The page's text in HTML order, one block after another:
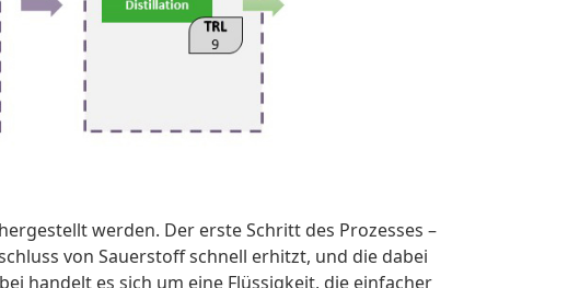
werden. Der erste Schritt des Prozesses –
von Sauerstoff schnell erhitzt, und die dabei
handelt es sich um eine Flüssigkeit, die einfacher